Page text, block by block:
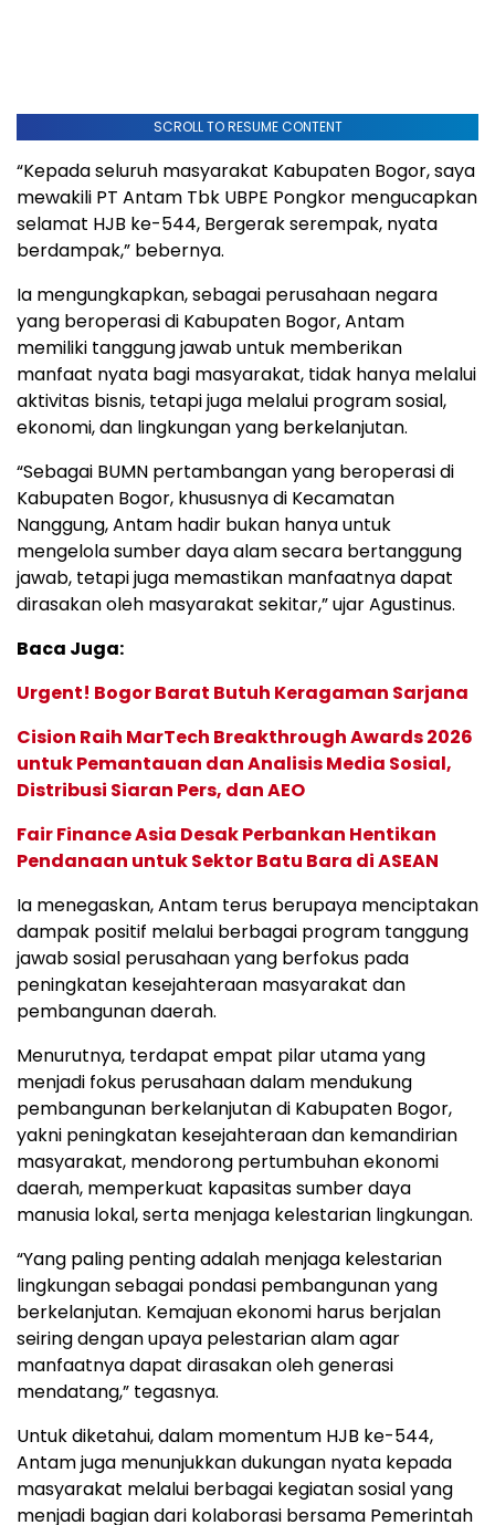
SCROLL TO RESUME CONTENT
“Kepada seluruh masyarakat Kabupaten Bogor, saya
mewakili PT Antam Tbk UBPE Pongkor mengucapkan
selamat HJB ke-544, Bergerak serempak, nyata
berdampak,” bebernya.
Ia mengungkapkan, sebagai perusahaan negara
yang beroperasi di Kabupaten Bogor, Antam
memiliki tanggung jawab untuk memberikan
manfaat nyata bagi masyarakat, tidak hanya melalui
aktivitas bisnis, tetapi juga melalui program sosial,
ekonomi, dan lingkungan yang berkelanjutan.
“Sebagai BUMN pertambangan yang beroperasi di
Kabupaten Bogor, khususnya di Kecamatan
Nanggung, Antam hadir bukan hanya untuk
mengelola sumber daya alam secara bertanggung
jawab, tetapi juga memastikan manfaatnya dapat
dirasakan oleh masyarakat sekitar,” ujar Agustinus.
Baca Juga:
Urgent! Bogor Barat Butuh Keragaman Sarjana
Cision Raih MarTech Breakthrough Awards 2026
untuk Pemantauan dan Analisis Media Sosial,
Distribusi Siaran Pers, dan AEO
Fair Finance Asia Desak Perbankan Hentikan
Pendanaan untuk Sektor Batu Bara di ASEAN
Ia menegaskan, Antam terus berupaya menciptakan
dampak positif melalui berbagai program tanggung
jawab sosial perusahaan yang berfokus pada
peningkatan kesejahteraan masyarakat dan
pembangunan daerah.
Menurutnya, terdapat empat pilar utama yang
menjadi fokus perusahaan dalam mendukung
pembangunan berkelanjutan di Kabupaten Bogor,
yakni peningkatan kesejahteraan dan kemandirian
masyarakat, mendorong pertumbuhan ekonomi
daerah, memperkuat kapasitas sumber daya
manusia lokal, serta menjaga kelestarian lingkungan.
“Yang paling penting adalah menjaga kelestarian
lingkungan sebagai pondasi pembangunan yang
berkelanjutan. Kemajuan ekonomi harus berjalan
seiring dengan upaya pelestarian alam agar
manfaatnya dapat dirasakan oleh generasi
mendatang,” tegasnya.
Untuk diketahui, dalam momentum HJB ke-544,
Antam juga menunjukkan dukungan nyata kepada
masyarakat melalui berbagai kegiatan sosial yang
menjadi bagian dari kolaborasi bersama Pemerintah